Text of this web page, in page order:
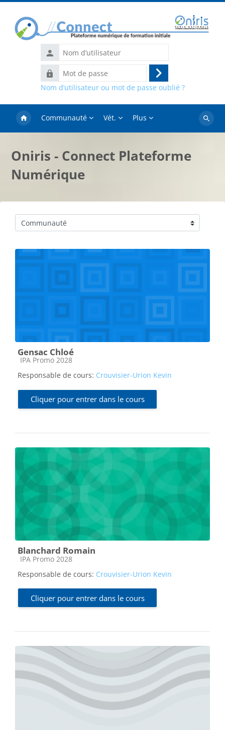
Nom
d’utilisateur
Mot
de
Connexion
Nom d’utilisateur ou mot de passe oublié ?
Communauté Vét. Plus
Oniris - Connect Plateforme
Numérique
Catégories de cours
Gensac Chloé
Catégorie de cours
IPA Promo 2028
Responsable de cours: Crouvisier-Urion Kevin
Cliquer pour entrer dans le cours
Blanchard Romain
Catégorie de cours
IPA Promo 2028
Responsable de cours: Crouvisier-Urion Kevin
Cliquer pour entrer dans le cours